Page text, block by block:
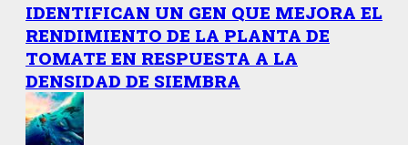
IDENTIFICAN UN GEN QUE MEJORA EL
RENDIMIENTO DE LA PLANTA DE
TOMATE EN RESPUESTA A LA
DENSIDAD DE SIEMBRA